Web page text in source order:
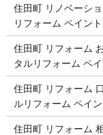
住田町 リノベーシ
リフォーム ペイン
住田町 リフォーム
タルリフォーム ペ
住田町 リフォーム
ルリフォーム ペイ
住田町 リフォーム